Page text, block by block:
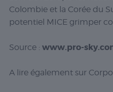
Colombie et la Corée du
potentiel MICE grimper
Source : www.pro-
A lire également sur Corpo